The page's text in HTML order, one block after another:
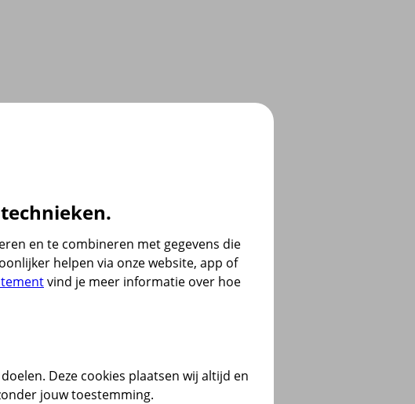
en te combineren met gegevens die
helpen via onze website, app of
vind je meer informatie over hoe
Deze cookies plaatsen wij altijd en
jouw toestemming.